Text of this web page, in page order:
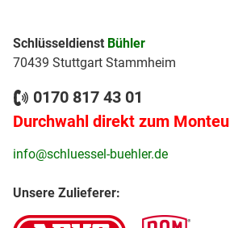
Schlüsseldienst Bühler
70439 Stuttgart Stammheim
0170 817 43 01
Durchwahl direkt zum
info@schluessel-buehler.de
Unsere Zulieferer: